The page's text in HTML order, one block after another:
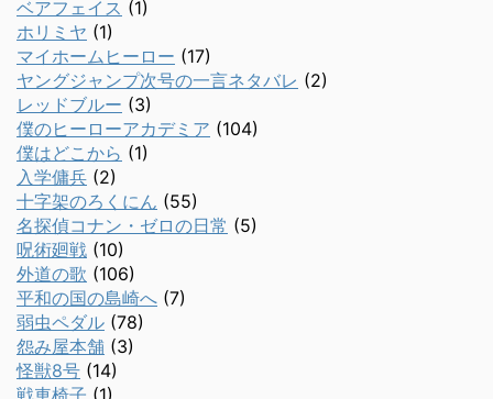
ベアフェイス (1)
ホリミヤ (1)
マイホームヒーロー (17)
ヤングジャンプ次号の一言ネタバレ (2)
レッドブルー (3)
僕のヒーローアカデミア (104)
僕はどこから (1)
入学傭兵 (2)
十字架のろくにん (55)
名探偵コナン・ゼロの日常 (5)
呪術廻戦 (10)
外道の歌 (106)
平和の国の島崎へ (7)
弱虫ペダル (78)
怨み屋本舗 (3)
怪獣8号 (14)